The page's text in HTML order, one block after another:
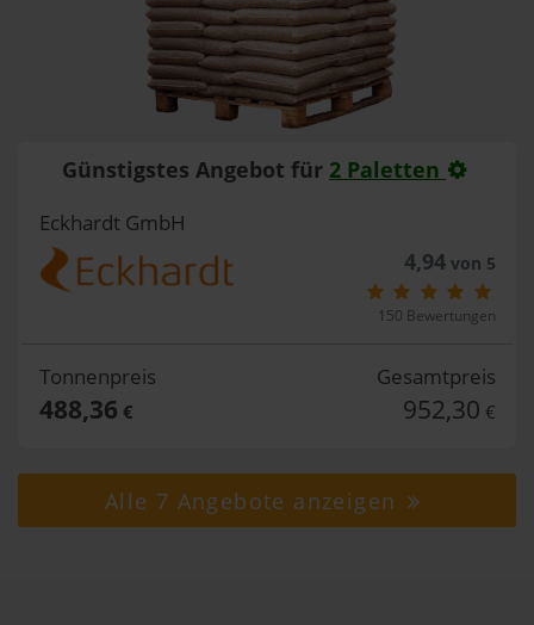
Günstigstes Angebot für 2 Paletten
Eckhardt GmbH
4,94von 5
150 Bewertungen
Tonnenpreis
488,36 €
Gesamtpreis
952,30 €
Alle 7 Angebote anzeigen